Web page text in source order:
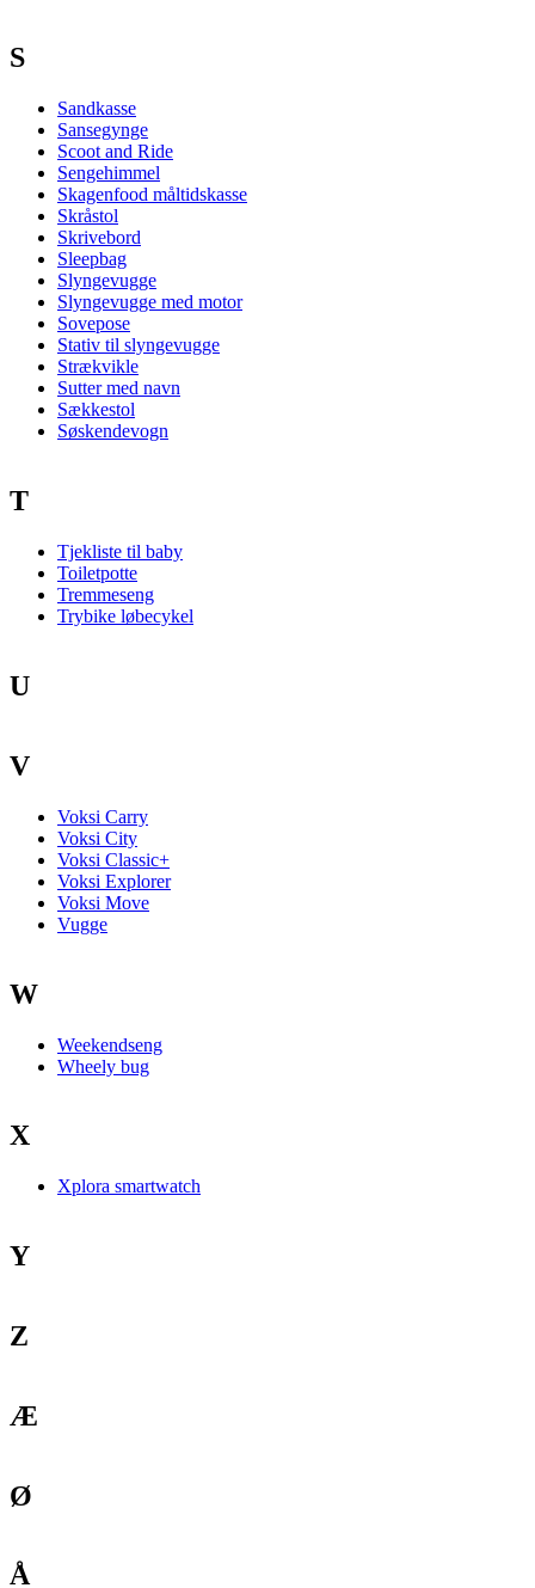
S
Sandkasse
Sansegynge
Scoot and Ride
Sengehimmel
Skagenfood måltidskasse
Skråstol
Skrivebord
Sleepbag
Slyngevugge
Slyngevugge med motor
Sovepose
Stativ til slyngevugge
Strækvikle
Sutter med navn
Sækkestol
Søskendevogn
T
Tjekliste til baby
Toiletpotte
Tremmeseng
Trybike løbecykel
U
V
Voksi Carry
Voksi City
Voksi Classic+
Voksi Explorer
Voksi Move
Vugge
W
Weekendseng
Wheely bug
X
Xplora smartwatch
Y
Z
Æ
Ø
Å